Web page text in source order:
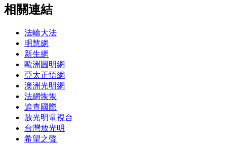
相關連結
法輪大法
明慧網
新生網
歐洲圓明網
亞太正悟網
澳洲光明網
法網恢恢
追查國際
放光明電視台
台灣放光明
希望之聲